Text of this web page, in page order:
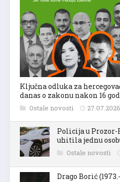
Ključna odluka za
danas o zakonu nakon 16
Ostale novosti
Policija u
uhitila jednu
Ostale novosti
Drago Borić